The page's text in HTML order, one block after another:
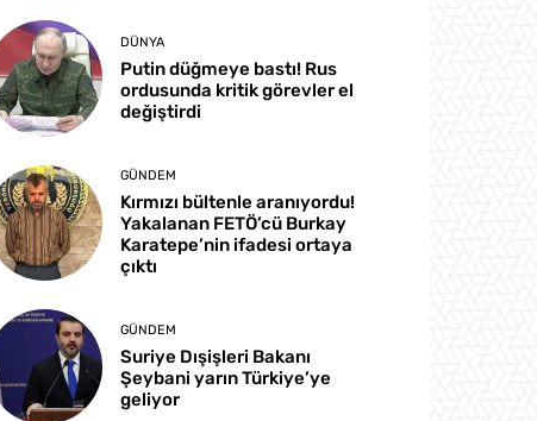
DÜNYA
Putin düğmeye bastı! Rus
ordusunda kritik görevler el
değiştirdi
GÜNDEM
Kırmızı bültenle aranıyordu!
Yakalanan FETÖ’cü Burkay
Karatepe’nin ifadesi ortaya
çıktı
GÜNDEM
Suriye Dışişleri Bakanı
Şeybani yarın Türkiye’ye
geliyor